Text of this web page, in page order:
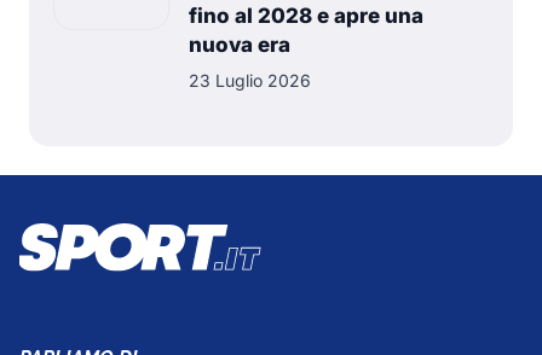
fino al 2028 e apre una
nuova era
23 Luglio 2026